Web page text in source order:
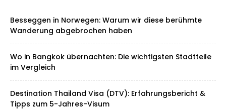
Besseggen in Norwegen: Warum wir diese berühmte
Wanderung abgebrochen haben
Wo in Bangkok übernachten: Die wichtigsten Stadtteile
im Vergleich
Destination Thailand Visa (DTV): Erfahrungsbericht &
Tipps zum 5-Jahres-Visum